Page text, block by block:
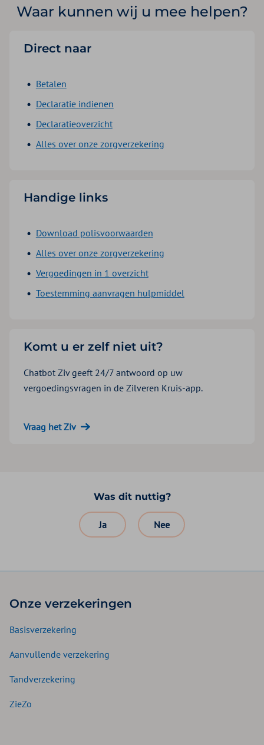
Waar kunnen wij u mee helpen?
Direct naar
Betalen
Declaratie indienen
Declaratieoverzicht
Alles over onze zorgverzekering
Handige links
Download polisvoorwaarden
Alles over onze zorgverzekering
Vergoedingen in 1 overzicht
Toestemming aanvragen hulpmiddel
Komt u er zelf niet uit?
Chatbot Ziv geeft 24/7 antwoord op uw
vergoedingsvragen in de Zilveren Kruis-app.
Vraag het Ziv
Was dit nuttig?
Ja Nee
Onze verzekeringen
Basisverzekering
Aanvullende verzekering
Tandverzekering
ZieZo